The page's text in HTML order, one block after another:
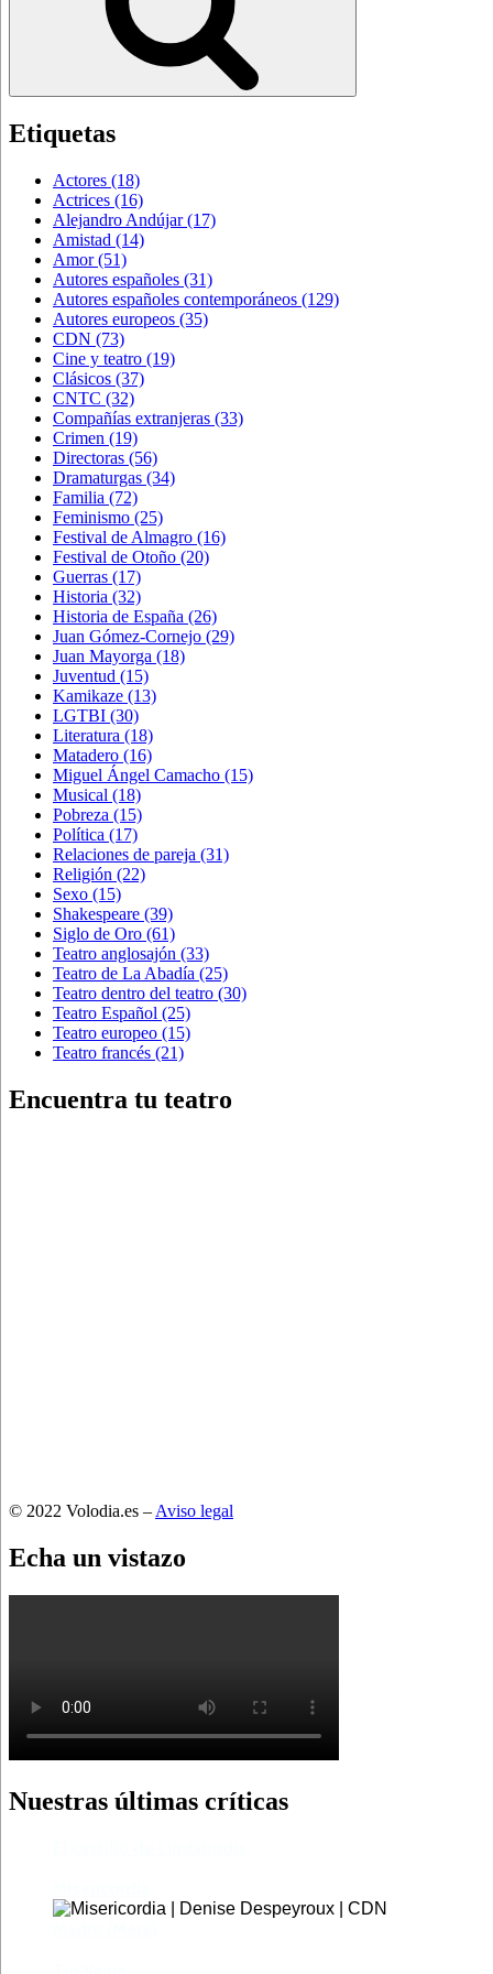
Etiquetas
Actores (18)
Actrices (16)
Alejandro Andújar(17)
Amistad (14)
Amor(51)
Autores españoles (31)
Autores españoles contemporáneos (129)
Autores europeos (35)
CDN (73)
Cine y teatro (19)
Clásicos (37)
CNTC (32)
Compañías extranjeras (33)
Crimen (19)
Directoras (56)
Dramaturgas (34)
Familia (72)
Feminismo (25)
Festival de Almagro (16)
Festival de Otoño (20)
Guerras (17)
Historia (32)
Historia de España (26)
Juan Gómez-Cornejo (29)
Juan Mayorga (18)
Juventud (15)
Kamikaze (13)
LGTBI (30)
Literatura (18)
Matadero (16)
Miguel Ángel Camacho (15)
Musical (18)
Pobreza (15)
Política (17)
Relaciones de pareja (31)
Religión (22)
Sexo (15)
Shakespeare (39)
Siglo de Oro (61)
Teatro anglosajón (33)
Teatro de La Abadía (25)
Teatro dentro del teatro (30)
Teatro Español (25)
Teatro europeo (15)
Teatro francés (21)
Encuentra tu teatro
© 2022 Volodia.es – Aviso legal
Echa un vistazo
Nuestras últimas críticas